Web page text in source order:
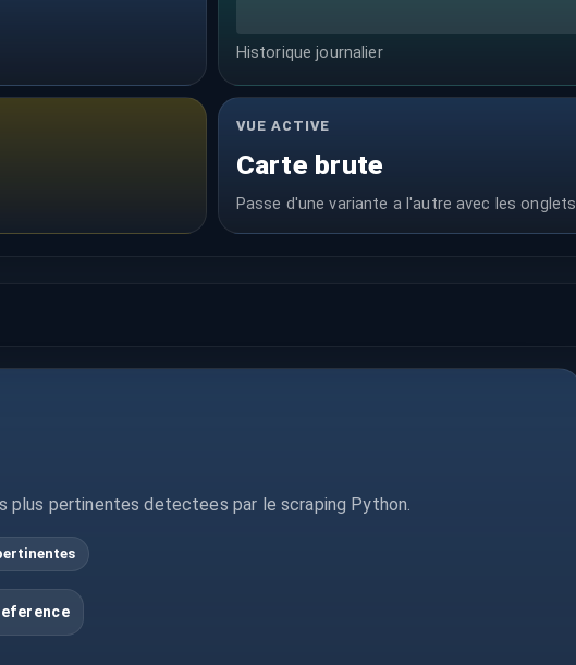
Historique journalier
VUE ACTIVE
Carte brute
Passe d'une variante a l'autre avec les onglets
plus pertinentes detectees par le scraping Python.